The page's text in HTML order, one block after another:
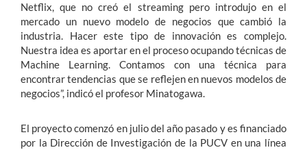
Netflix, que no creó el streaming pero introdujo en el
mercado un nuevo modelo de negocios que cambió la
industria. Hacer este tipo de innovación es complejo.
Nuestra idea es aportar en el proceso ocupando técnicas de
Machine Learning. Contamos con una técnica para
encontrar tendencias que se reflejen en nuevos modelos de
negocios”, indicó el profesor Minatogawa.
El proyecto comenzó en julio del año pasado y es financiado
por la Dirección de Investigación de la PUCV en una línea